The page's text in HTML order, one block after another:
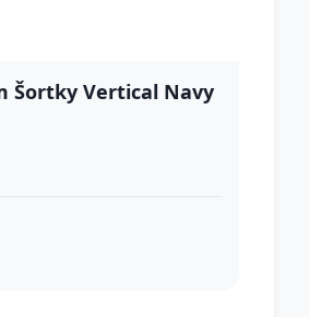
Šortky Vertical Navy